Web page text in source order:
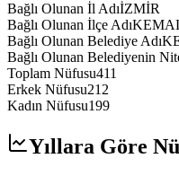
Bağlı Olunan İl AdıİZMİR
Bağlı Olunan İlçe Adı
Bağlı Olunan Belediye Adı
Bağlı Olunan Belediyenin
Toplam Nüfusu411
Erkek Nüfusu212
Kadın Nüfusu199
Yıllara Göre